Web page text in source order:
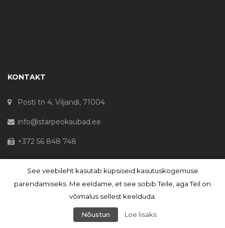
KONTAKT
Posti tn 4, Viljandi, 71004
info@starpeokaubad.ee
+372 56 848 748
© Haljaste OÜ 2020 - Registrikood 10645867
See veebileht kasutab küpsiseid kasutuskogemuse
parendamiseks. Me eeldame, et see sobib Teile, aga Teil on
võimalus sellest keelduda.
Nõustun Loe lisaks